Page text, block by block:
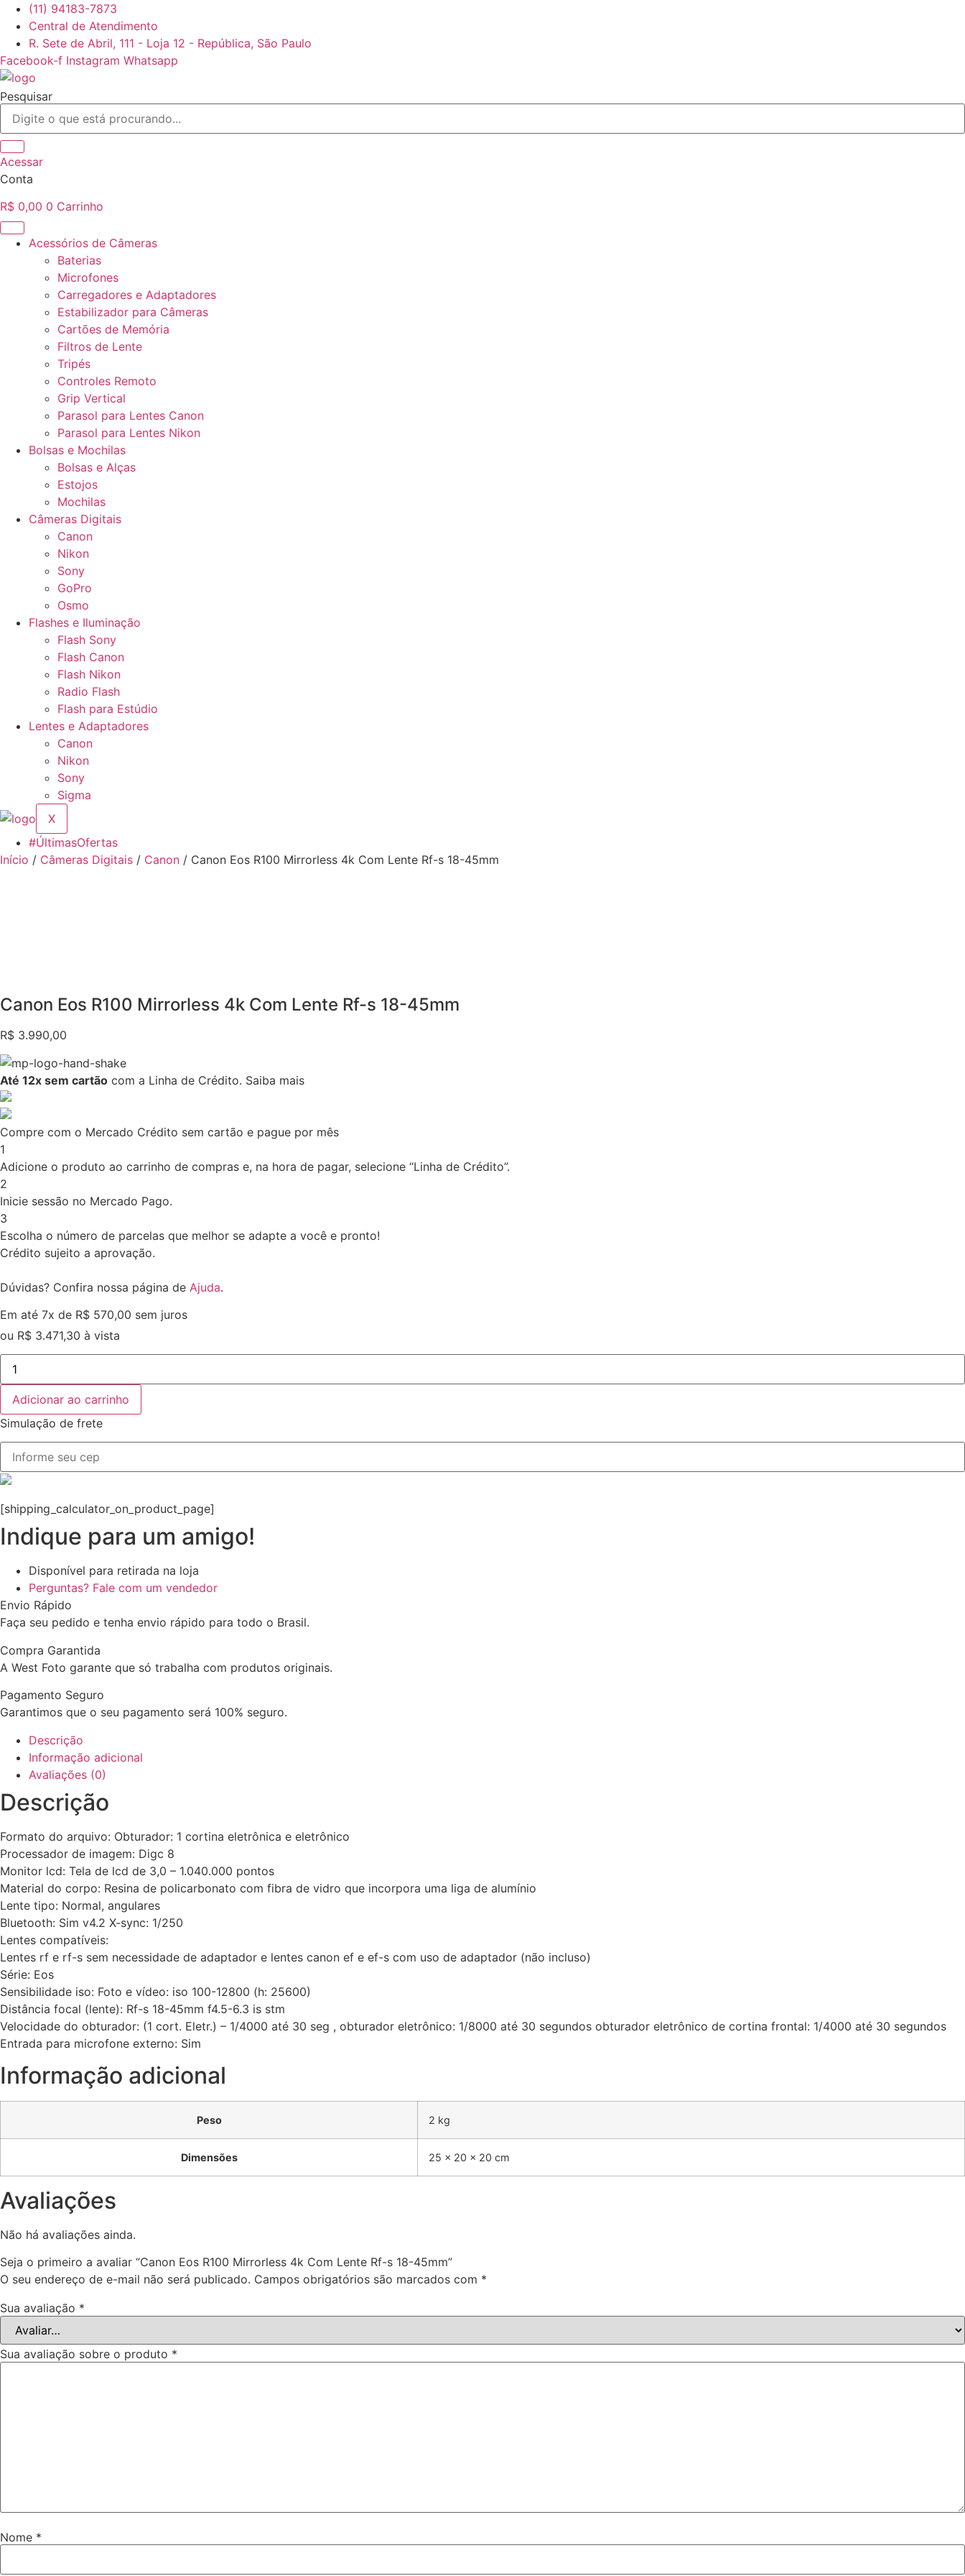
para
conteúdo
(11) 94183-7873
Central de Atendimento
R. Sete de Abril, 111 - Loja 12 - República, São Paulo
Facebook-f Instagram Whatsapp
Pesquisar
Acessar
Conta
R$ 0,00 0 Carrinho
Acessórios de Câmeras
Baterias
Microfones
Carregadores e Adaptadores
Estabilizador para Câmeras
Cartões de Memória
Filtros de Lente
Tripés
Controles Remoto
Grip Vertical
Parasol para Lentes Canon
Parasol para Lentes Nikon
Bolsas e Mochilas
Bolsas e Alças
Estojos
Mochilas
Câmeras Digitais
Canon
Nikon
Sony
GoPro
Osmo
Flashes e Iluminação
Flash Sony
Flash Canon
Flash Nikon
Radio Flash
Flash para Estúdio
Lentes e Adaptadores
Canon
Nikon
Sony
Sigma
X
#ÚltimasOfertas
Início / Câmeras Digitais / Canon / Canon Eos R100 Mirrorless 4k Com Lente Rf-s 18-45mm
Canon Eos R100 Mirrorless 4k Com Lente Rf-s 18-45mm
R$ 3.990,00
Até 12x sem cartão com a Linha de Crédito. Saiba mais
Compre com o Mercado Crédito sem cartão e pague por mês
1
Adicione o produto ao carrinho de compras e, na hora de pagar, selecione “Linha de Crédito”.
2
Inicie sessão no Mercado Pago.
3
Escolha o número de parcelas que melhor se adapte a você e pronto!
Crédito sujeito a aprovação.
Dúvidas? Confira nossa página de Ajuda.
Em até 7x de R$ 570,00 sem juros
ou R$ 3.471,30 à vista
Canon
Eos
R100
Mirrorless
4k
Com
Lente
Rf-
18-
45mm
quantidade
Adicionar ao carrinho
Simulação de frete
[shipping_calculator_on_product_page]
Indique para um amigo!
Disponível para retirada na loja
Perguntas? Fale com um vendedor
Envio Rápido
Faça seu pedido e tenha envio rápido para todo o Brasil.
Compra Garantida
A West Foto garante que só trabalha com produtos originais.
Pagamento Seguro
Garantimos que o seu pagamento será 100% seguro.
Descrição
Informação adicional
Avaliações (0)
Descrição
Formato do arquivo: Obturador: 1 cortina eletrônica e eletrônico
Processador de imagem: Digc 8
Monitor lcd: Tela de lcd de 3,0 – 1.040.000 pontos
Material do corpo: Resina de policarbonato com fibra de vidro que incorpora uma liga de alumínio
Lente tipo: Normal, angulares
Bluetooth: Sim v4.2 X-sync: 1/250
Lentes compatíveis:
Lentes rf e rf-s sem necessidade de adaptador e lentes canon ef e ef-s com uso de adaptador (não incluso)
Série: Eos
Sensibilidade iso: Foto e vídeo: iso 100-12800 (h: 25600)
Distância focal (lente): Rf-s 18-45mm f4.5-6.3 is stm
Velocidade do obturador: (1 cort. Eletr.) – 1/4000 até 30 seg , obturador eletrônico: 1/8000 até 30 segundos obturador eletrônico de cortina frontal: 1/4000 até 30 segundos
Entrada para microfone externo: Sim
Informação adicional
Peso 2 kg
Dimensões 25 × 20 × 20 cm
Avaliações
Não há avaliações ainda.
Seja o primeiro a avaliar “Canon Eos R100 Mirrorless 4k Com Lente Rf-s 18-45mm”
O seu endereço de e-mail não será publicado. Campos obrigatórios são marcados com *
Sua avaliação *
Sua avaliação sobre o produto *
Nome *